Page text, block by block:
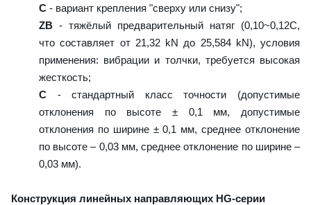
C - вариант крепления "сверху или снизу";
ZB - тяжёлый предварительный натяг (0,10~0,12C,
что составляет от 21,32 kN до 25,584 kN), условия
применения: вибрации и толчки, требуется высокая
жесткость;
C - стандартный класс точности (допустимые
отклонения по высоте ± 0,1 мм, допустимые
отклонения по ширине ± 0,1 мм, среднее отклонение
по высоте – 0,03 мм, среднее отклонение по ширине –
0,03 мм).
Конструкция линейных направляющих HG-серии